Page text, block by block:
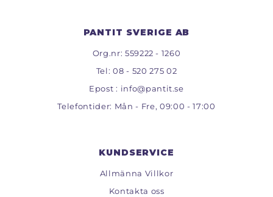
PANTIT SVERIGE AB
Org.nr: 559222 - 1260
Tel:08 - 520 275 02
Epost : info@pantit.se
Telefontider: Mån - Fre, 09:00 - 17:00
KUNDSERVICE
Allmänna Villkor
Kontakta oss